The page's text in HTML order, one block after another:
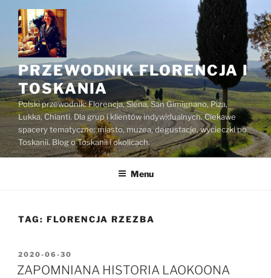
Przejdź
treści
PRZEWODNIK FLORENCJA I
TOSKANIA
Polski przewodnik: Florencja, Siena, San Gimignano, Piza,
Lukka, Chianti. Dla grup i klientów indywidualnych. Ciekawe
spacery tematyczne: miasto, muzea, degustacje, wycieczki po
Toskanii. Blog o Toskanii i okolicach.
Menu
TAG: FLORENCJA RZEZBA
OPUBLIKOWANE
W
2020-06-30
ZAPOMNIANA HISTORIA LAOKOONA